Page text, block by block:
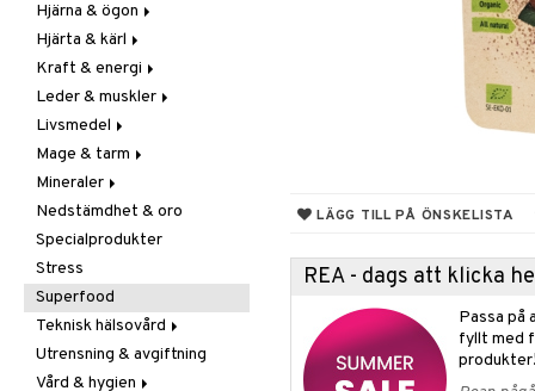
LÄGG TILL PÅ ÖNSKELISTA
REA - dags att klicka
Passa på
fyllt med
produkter!
Övriga
Sex & lust
Skelett
Urinvägar
Prostata
Sex & lust
Förebyggande &
lindrande
Hostdämpande
Öron, näsa & hals
Övriga
Virushämmande
Vitlök
Hår
Kosttillskott
Sol & pigment
Hjärna & ögon
Fettsyror
Minne
Ögon
Hjärta & kärl
Ginkgo biloba
Kärlstärkande
Kolesterolsänkande
Marina fettsyror
Veg fettsyror
Kraft & energi
Ginseng
Övriga
Prestation
Q-10
Rosenrot
Schizandra
Leder & muskler
Kosttillskott
Utvärtes
Livsmedel
Bars
Choklad
Diverse
Drycker
Förvaring
Frukt, frö & nötter
Groddning
Kokos
Kryddor & buljong
Mage & tarm
Drycker
Fibrer
Matsmältning
Syrareglerande
Tarm
Utrensning
Mineraler
Järn
Kalcium
Krom
Magnesium
Multimineraler
Övriga
Selen
Nedstämdhet & oro
Specialprodukter
Stress
Superfood
Teknisk hälsovård
Ljusterapi
Luftfuktare
Utrensning & avgiftning
Vård & hygien